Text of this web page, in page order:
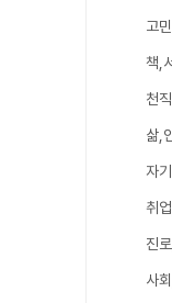
고
책,
천
삶,
자
취
진
사